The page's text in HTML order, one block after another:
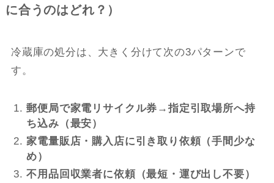
に合うのはどれ？）
冷蔵庫の処分は、大きく分けて次の3パターンで
す。
郵便局で家電リサイクル券→指定引取場所へ持
ち込み（最安）
家電量販店・購入店に引き取り依頼（手間少な
め）
不用品回収業者に依頼（最短・運び出し不要）